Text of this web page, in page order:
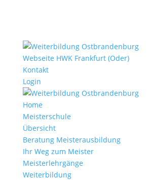
Webseite HWK Frankfurt (Oder)
Kontakt
Login
Home
Meisterschule
Übersicht
Beratung Meisterausbildung
Ihr Weg zum Meister
Meisterlehrgänge
Weiterbildung